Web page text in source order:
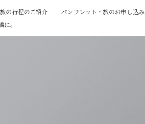
旅の行程のご紹介 パンフレット・旅のお申し込み
に。